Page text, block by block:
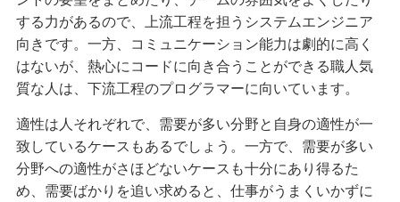
する力があるので、上流工程を担うシステムエンジニア
向きです。一方、コミュニケーション能力は劇的に高く
はないが、熱心にコードに向き合うことができる職人気
質な人は、下流工程のプログラマーに向いています。
適性は人それぞれで、需要が多い分野と自身の適性が一
致しているケースもあるでしょう。一方で、需要が多い
分野への適性がさほどないケースも十分にあり得るた
め、需要ばかりを追い求めると、仕事がうまくいかずに